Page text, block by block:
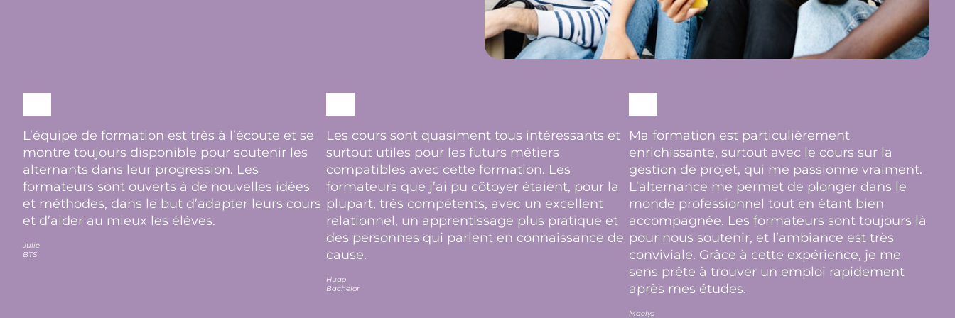
L’équipe de formation est très à l’écoute et se
montre toujours disponible pour soutenir les
alternants dans leur progression. Les
formateurs sont ouverts à de nouvelles idées
et méthodes, dans le but d’adapter leurs cours
et d’aider au mieux les élèves.
Julie
BTS
Les cours sont quasiment tous intéressants et
surtout utiles pour les futurs métiers
compatibles avec cette formation. Les
formateurs que j’ai pu côtoyer étaient, pour la
plupart, très compétents, avec un excellent
relationnel, un apprentissage plus pratique et
des personnes qui parlent en connaissance de
cause.
Hugo
Bachelor
Ma formation est particulièrement
enrichissante, surtout avec le cours sur la
gestion de projet, qui me passionne vraiment.
L’alternance me permet de plonger dans le
monde professionnel tout en étant bien
accompagnée. Les formateurs sont toujours là
pour nous soutenir, et l’ambiance est très
conviviale. Grâce à cette expérience, je me
sens prête à trouver un emploi rapidement
après mes études.
Maelys